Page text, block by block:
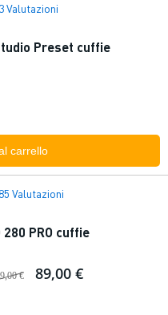
3 Valutazioni
Preset cuffie
carrello
85 Valutazioni
PRO cuffie
€ 89,00 €